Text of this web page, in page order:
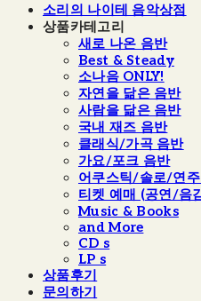
소리의 나이테 음악상점
상품카테고리
새로 나온 음반
Best & Steady
소나음 ONLY!
자연을 닮은 음반
사람을 닮은 음반
국내 재즈 음반
클래식/가곡 음반
가요/포크 음반
어쿠스틱/솔로/연
티켓 예매 (공연/음
Music & Books
and More
CD s
LP s
상품후기
문의하기